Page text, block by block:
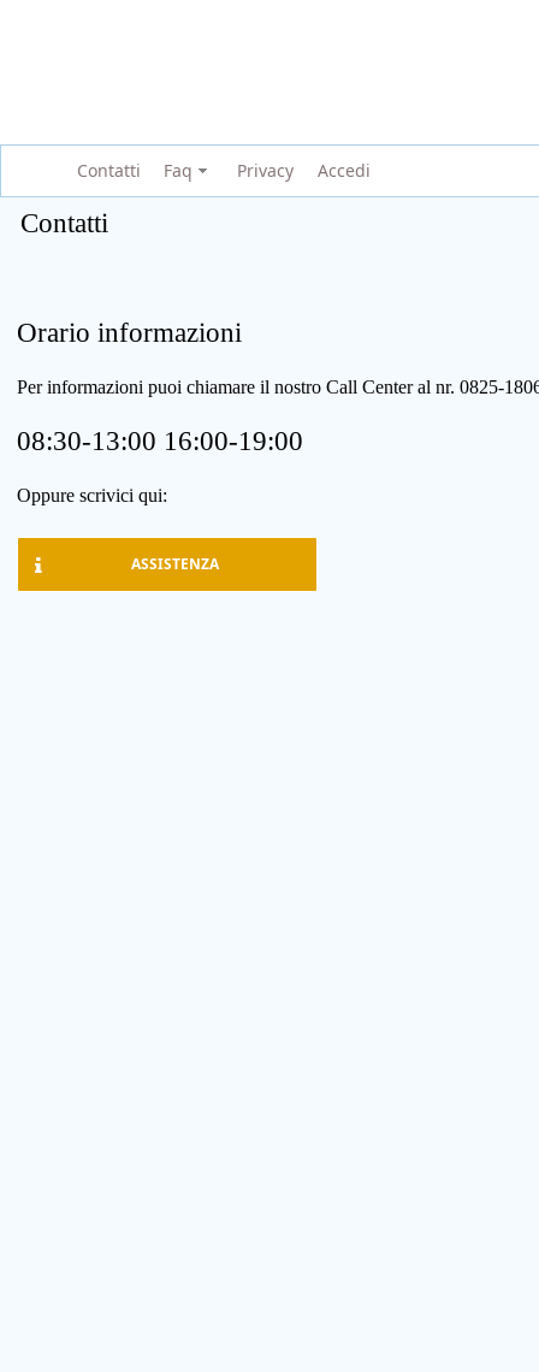
Contatti Faq Privacy Accedi
Contatti
Orario informazioni
Per informazioni puoi chiamare il nostro Call Center al nr. 0825-
08:30-13:00 16:00-19:00
Oppure scrivici qui:
ASSISTENZA